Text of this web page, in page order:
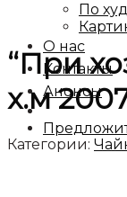
По
О нас
Контакты
Анонсы
“При
х.м
Категории: